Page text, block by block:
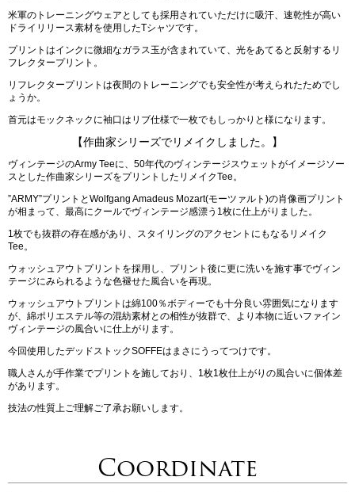
米軍のトレーニングウェアとしても採用されていただけに吸汗、速乾性が高い
ドライリリース素材を使用したTシャツです。
プリントはインクに微細なガラス玉が含まれていて、光をあてると反射するリ
フレクタープリント。
リフレクタープリントは夜間のトレーニングでも安全性が考えられたためでし
ょうか。
首元はモックネックに袖口はリブ仕様で一枚でもしっかりと様になります。
【作曲家シリーズでリメイクしました。】
ヴィンテージのArmy Teeに、50年代のヴィンテージスウェットがイメージソー
スとした作曲家シリーズをプリントしたリメイクTee。
”ARMY”プリントとWolfgang Amadeus Mozart(モーツァルト)の肖像画プリント
が相まって、最高にクールでヴィンテージ感漂う1枚に仕上がりました。
1枚でも抜群の存在感があり、スタイリングのアクセントにもなるリメイク
Tee。
ウォッシュアウトプリントを採用し、プリント後に更に洗いを施す事でヴィン
テージにみられるような色褪せた風合いを再現。
ウォッシュアウトプリントは綿100％ボディーでも十分良い雰囲気になります
が、綿ポリエステル等の混紡素材との相性が抜群で、より本物に近いファイン
ヴィンテージの風合いに仕上がります。
今回使用したデッドストックSOFFEはまさにうってつけです。
職人さんが手作業でプリントを施しており、1枚1枚仕上がりの風合いに個体差
があります。
技法の性質上ご理解ご了承お願いします。
Coordinate